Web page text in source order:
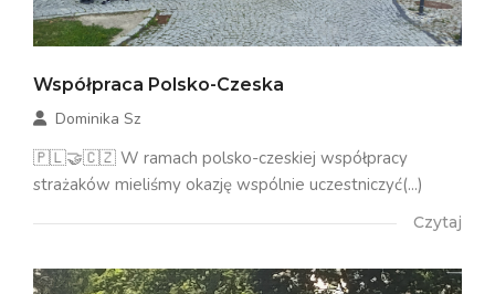
Współpraca Polsko-Czeska
Dominika Sz
🇵🇱🤝🇨🇿 W ramach polsko-czeskiej współpracy
strażaków mieliśmy okazję wspólnie uczestniczyć(...)
Czytaj